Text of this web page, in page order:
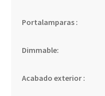
Portalamparas :
Dimmable:
Acabado exterior :